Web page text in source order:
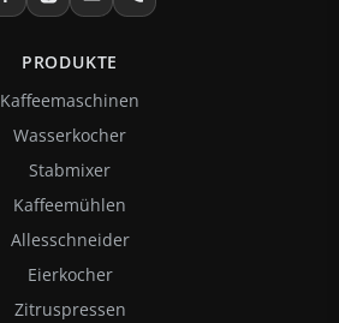
PRODUKTE
Kaffeemaschinen
Wasserkocher
Stabmixer
Kaffeemühlen
Allesschneider
Eierkocher
Zitruspressen